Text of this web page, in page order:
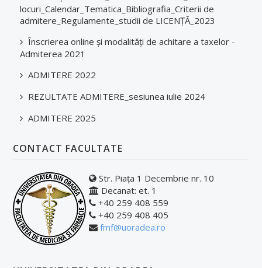
locuri_Calendar_Tematica_Bibliografia_Criterii de
admitere_Regulamente_studii de LICENȚĂ_2023
Înscrierea online și modalități de achitare a taxelor -
Admiterea 2021
ADMITERE 2022
REZULTATE ADMITERE_sesiunea iulie 2024
ADMITERE 2025
CONTACT FACULTATE
Str. Piața 1 Decembrie nr. 10
Decanat: et. 1
+40 259 408 559
+40 259 408 405
fmf@uoradea.ro